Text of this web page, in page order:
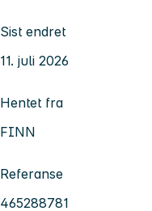
Sist endret
11. juli 2026
Hentet fra
FINN
Referanse
465288781